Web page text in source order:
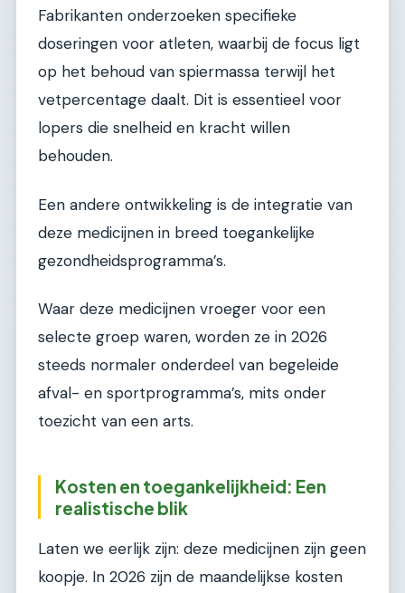
Fabrikanten onderzoeken specifieke
doseringen voor atleten, waarbij de focus ligt
op het behoud van spiermassa terwijl het
vetpercentage daalt. Dit is essentieel voor
lopers die snelheid en kracht willen
behouden.
Een andere ontwikkeling is de integratie van
deze medicijnen in breed toegankelijke
gezondheidsprogramma’s.
Waar deze medicijnen vroeger voor een
selecte groep waren, worden ze in 2026
steeds normaler onderdeel van begeleide
afval- en sportprogramma’s, mits onder
toezicht van een arts.
Kosten en toegankelijkheid: Een
realistische blik
Laten we eerlijk zijn: deze medicijnen zijn geen
koopje. In 2026 zijn de maandelijkse kosten